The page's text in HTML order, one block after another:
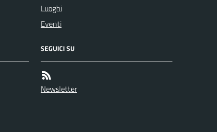
Luoghi
Eventi
SEGUICI SU
Newsletter